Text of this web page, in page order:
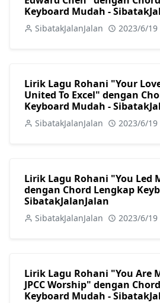
Keyboard Mudah -
SibatakJalanJalan 2023/6/19
Lirik Lagu Rohani "Your
United To Excel" dengan
Keyboard Mudah -
SibatakJalanJalan 2023/6/19
Lirik Lagu Rohani "You Led
dengan Chord Lengkap
SibatakJalanJalan
SibatakJalanJalan 2023/6/19
Lirik Lagu Rohani "You Are
JPCC Worship" dengan
Keyboard Mudah -